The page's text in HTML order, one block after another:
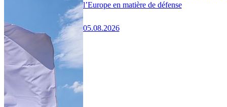
l’Europe en matière de défense
05.08.2026